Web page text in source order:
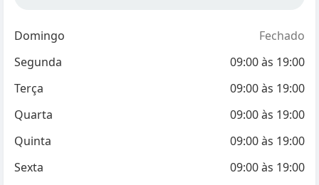
Domingo
Fechado
Segunda
09:00às 19:00
Terça
09:00às 19:00
Quarta
09:00às 19:00
Quinta
09:00às 19:00
Sexta
09:00às 19:00